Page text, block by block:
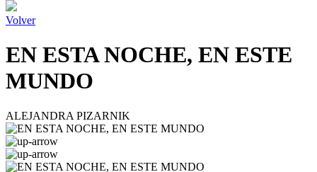
Volver
EN ESTA NOCHE, EN ESTE
MUNDO
ALEJANDRA PIZARNIK